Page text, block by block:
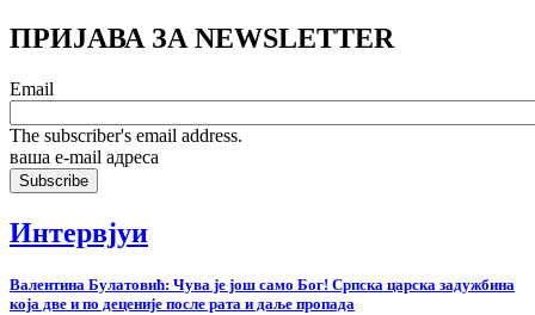
ПРИЈАВА ЗА NEWSLETTER
Email
The subscriber's email address.
ваша е-mail адреса
Интервјуи
Валентина Булатовић: Чува је још само Бог! Српска царска задужбина
која две и по деценије после рата и даље пропада